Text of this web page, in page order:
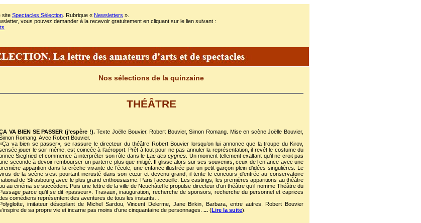
site Spectacles Sélection . Rubrique « Newsletters ».
vous pouvez demander à la recevoir gratuitement en cliquant sur le lien suivant :
Nos sélections de la quinzaine
THÉÂTRE
VA BIEN SE PASSER (j’espère !).Texte Joëlle Bouvier, Robert Bouvier, Simon Romang. Mise en scène Joëlle Bouvier,
Romang. Avec Robert Bouvier.
va bien se passer»
se rassure le directeur du théâtre Robert Bouvier lorsqu’on lui annonce que la troupe du Kirov,
jouer le soir même, est coincée à l’aéroport. Prêt à tout pour ne pas annuler la représentation, il revêt le costume du
Siegfried et commence à interpréter son rôle dans le Lac des cygnes . Un moment tellement exaltant qu’il ne croit pas
seconde à devoir rembourser un parterre plus que mitigé. Il glisse alors sur ses souvenirs, ceux de l’enfance avec une
apparition dans la crèche vivante de l’école, une enfance illustrée par un petit garçon plein d’idées singulières. Le
de la scène s’est pourtant incrusté dans son cœur et devenu grand, il tente le concours d’entrée au conservatoire
de Strasbourg avec le plus grand enthousiasme. Paris l’accueille. Les castings, les premières apparitions au théâtre
au cinéma se succèdent. Puis une lettre de la ville de Neuchâtel le propulse directeur d’un théâtre qu’il nomme Théâtre du
parce qu’il se dit «passeur». Travaux, inauguration, recherche de sponsors, recherche du personnel et caprices
comédiens représentent des aventures de tous les instants…
imitateur désopilant de Michel Sardou, Vincent Delerme, Jane Birkin, Barbara, entre autres, Robert Bouvier
de sa propre vie et incarne pas moins d’une cinquantaine de personnages. ... (Lire la suite).